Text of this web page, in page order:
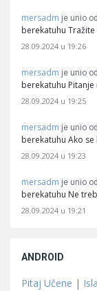
mersadm je unio
berekatuhu
28.09.2024 u 19:26
mersadm je unio
berekatuhu
28.09.2024 u 19:25
mersadm je unio
berekatuhu Ako
28.09.2024 u 19:23
mersadm je unio
berekatuhu Ne
28.09.2024 u 19:21
ANDROID
Pitaj Učene |